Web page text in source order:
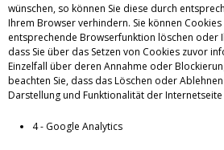
wünschen, so können Sie diese durch
Ihrem Browser verhindern. Sie können
entsprechende Browserfunktion löschen oder
dass Sie über das Setzen von Cookies zuvor
Einzelfall über deren Annahme oder
beachten Sie, dass das Löschen oder
Darstellung und Funktionalität der
4 - Google Analytics